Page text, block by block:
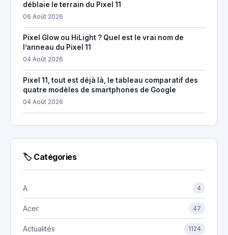
déblaie le terrain du Pixel 11
06 Août 2026
Pixel Glow ou HiLight ? Quel est le vrai nom de
l’anneau du Pixel 11
04 Août 2026
Pixel 11, tout est déjà là, le tableau comparatif des
quatre modèles de smartphones de Google
04 Août 2026
🏷 Catégories
A 4
Acer 47
Actualités 1124